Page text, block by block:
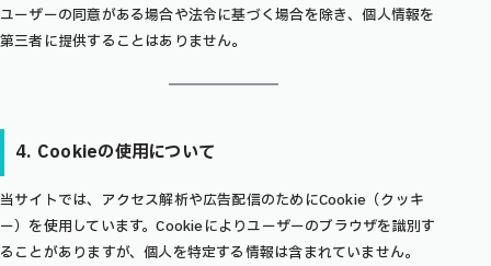
ユーザーの同意がある場合や法令に基づく場合を除き、個人情報を
第三者に提供することはありません。
4. Cookieの使用について
当サイトでは、アクセス解析や広告配信のためにCookie（クッキ
ー）を使用しています。Cookieによりユーザーのブラウザを識別す
ることがありますが、個人を特定する情報は含まれていません。